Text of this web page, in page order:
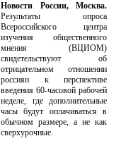
Новости России, Москва.
Результаты опроса
Всероссийского центра
изучения общественного
мнения (ВЦИОМ)
свидетельствуют об
отрицательном отношении
россиян к перспективе
введения 60-часовой рабочей
неделе, где дополнительные
часы будут оплачиваться в
обычном размере, а не как
сверхурочные.